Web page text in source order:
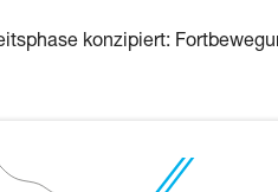
konzipiert: